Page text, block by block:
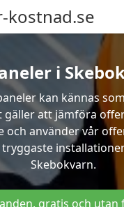
kostnad.se
i
kan kännas
gäller att jämföra
och använder vår
Skebokvarn.
gratis och